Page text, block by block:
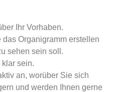
Ihr Vorhaben.
Organigramm erstellen
sehen sein soll.
sein.
an, worüber Sie sich
und werden Ihnen gerne